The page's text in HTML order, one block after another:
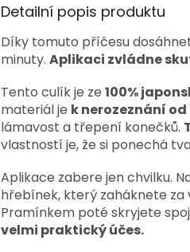
Detailní popis produktu
Díky tomuto příčesu
minuty. Aplikaci zvládne
Tento culík je ze 100%
materiál je k nerozeznání
lámavost a třepení konečků.
vlastností je, že si ponechá
Aplikace zabere jen chvilku.
hřebínek, který zaháknete
Pramínkem poté skryjete
velmi praktický účes.